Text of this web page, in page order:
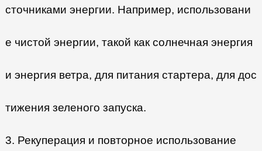
сточниками энергии. Например, использовани
е чистой энергии, такой как солнечная энергия
и энергия ветра, для питания стартера, для дос
тижения зеленого запуска.
3. Рекуперация и повторное использование